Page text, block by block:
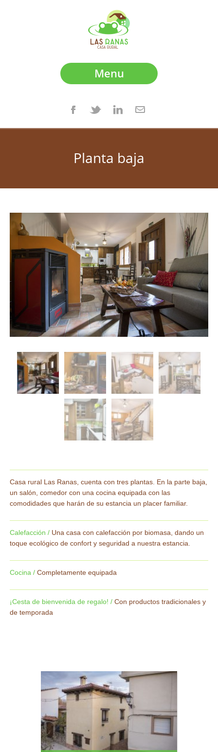
Menu
Planta baja
Casa rural Las Ranas, cuenta con tres plantas. En la parte baja,
un salón, comedor con una cocina equipada con las
comodidades que harán de su estancia un placer familiar.
Calefacción / Una casa con calefacción por biomasa, dando un
toque ecológico de confort y seguridad a nuestra estancia.
Cocina / Completamente equipada
¡Cesta de bienvenida de regalo! / Con productos tradicionales y
de temporada
La Casa